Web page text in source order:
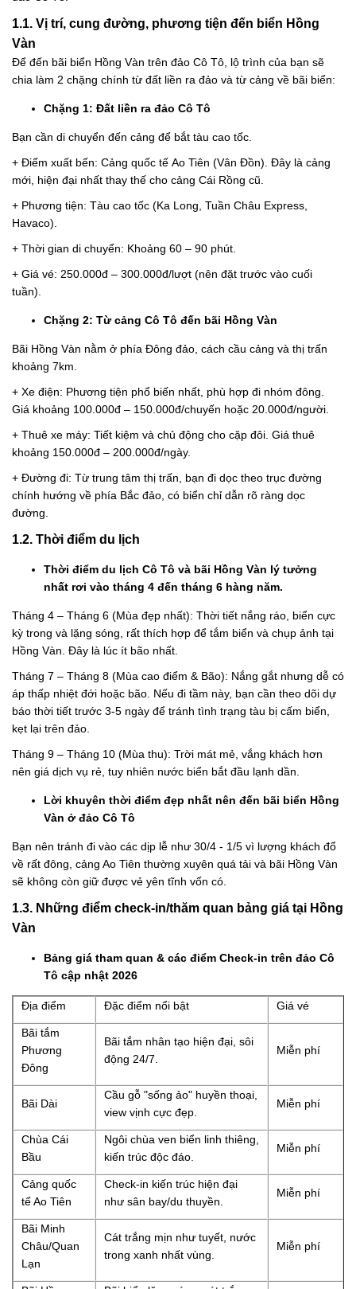
1.1. Vị trí, cung đường, phương tiện đến biển Hồng
Vàn
Để đến bãi biển Hồng Vàn trên đảo Cô Tô, lộ trình của bạn sẽ
chia làm 2 chặng chính từ đất liền ra đảo và từ cảng về bãi biển:
Chặng 1: Đất liền ra đảo Cô Tô
Bạn cần di chuyển đến cảng để bắt tàu cao tốc.
+ Điểm xuất bến: Cảng quốc tế Ao Tiên (Vân Đồn). Đây là cảng
mới, hiện đại nhất thay thế cho cảng Cái Rồng cũ.
+ Phương tiện: Tàu cao tốc (Ka Long, Tuần Châu Express,
Havaco).
+ Thời gian di chuyển: Khoảng 60 – 90 phút.
+ Giá vé: 250.000đ – 300.000đ/lượt (nên đặt trước vào cuối
tuần).
Chặng 2: Từ cảng Cô Tô đến bãi Hồng Vàn
Bãi Hồng Vàn nằm ở phía Đông đảo, cách cầu cảng và thị trấn
khoảng 7km.
+ Xe điện: Phương tiện phổ biến nhất, phù hợp đi nhóm đông.
Giá khoảng 100.000đ – 150.000đ/chuyến hoặc 20.000đ/người.
+ Thuê xe máy: Tiết kiệm và chủ động cho cặp đôi. Giá thuê
khoảng 150.000đ – 200.000đ/ngày.
+ Đường đi: Từ trung tâm thị trấn, bạn đi dọc theo trục đường
chính hướng về phía Bắc đảo, có biển chỉ dẫn rõ ràng dọc
đường.
1.2. Thời điểm du lịch
Thời điểm du lịch Cô Tô và bãi Hồng Vàn lý tưởng
nhất rơi vào tháng 4 đến tháng 6 hàng năm.
Tháng 4 – Tháng 6 (Mùa đẹp nhất): Thời tiết nắng ráo, biển cực
kỳ trong và lặng sóng, rất thích hợp để tắm biển và chụp ảnh tại
Hồng Vàn. Đây là lúc ít bão nhất.
Tháng 7 – Tháng 8 (Mùa cao điểm & Bão): Nắng gắt nhưng dễ có
áp thấp nhiệt đới hoặc bão. Nếu đi tầm này, bạn cần theo dõi dự
báo thời tiết trước 3-5 ngày để tránh tình trạng tàu bị cấm biển,
kẹt lại trên đảo.
Tháng 9 – Tháng 10 (Mùa thu): Trời mát mẻ, vắng khách hơn
nên giá dịch vụ rẻ, tuy nhiên nước biển bắt đầu lạnh dần.
Lời khuyên thời điểm đẹp nhất nên đến bãi biển Hồng
Vàn ở đảo Cô Tô
Bạn nên tránh đi vào các dịp lễ như 30/4 - 1/5 vì lượng khách đổ
về rất đông, cảng Ao Tiên thường xuyên quá tải và bãi Hồng Vàn
sẽ không còn giữ được vẻ yên tĩnh vốn có.
1.3. Những điểm check-in/thăm quan bảng giá tại Hồng
Vàn
Bảng giá tham quan & các điểm Check-in trên đảo Cô
Tô cập nhật 2026
Địa điểm Đặc điểm nổi bật Giá vé
Bãi tắm
Phương
Đông
Bãi tắm nhân tạo hiện đại, sôi
động 24/7.
Miễn phí
Bãi Dài
Cầu gỗ "sống ảo" huyền thoại,
view vịnh cực đẹp.
Miễn phí
Chùa Cái
Bầu
Ngôi chùa ven biển linh thiêng,
kiến trúc độc đáo.
Miễn phí
Cảng quốc
tế Ao Tiên
Check-in kiến trúc hiện đại
như sân bay/du thuyền.
Miễn phí
Bãi Minh
Châu/Quan
Lạn
Cát trắng mịn như tuyết, nước
trong xanh nhất vùng.
Miễn phí